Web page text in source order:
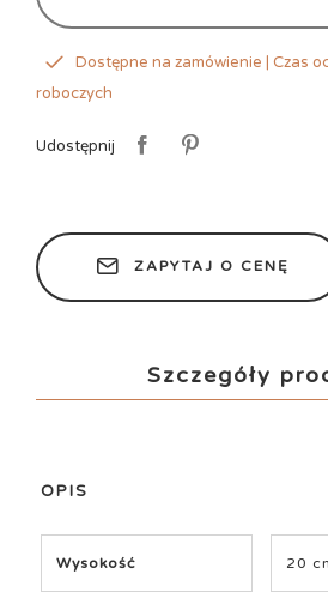
Dostępne na zamówienie | Czas
roboczych
Udostępnij
ZAPYTAJ O CENĘ
Szczegóły
OPIS
Wysokość 20